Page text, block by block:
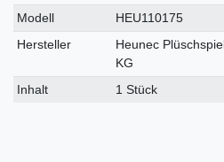
Modell
HEU110175
Hersteller
Heunec
KG
Inhalt
1 Stück